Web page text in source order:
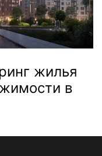
жилья
в